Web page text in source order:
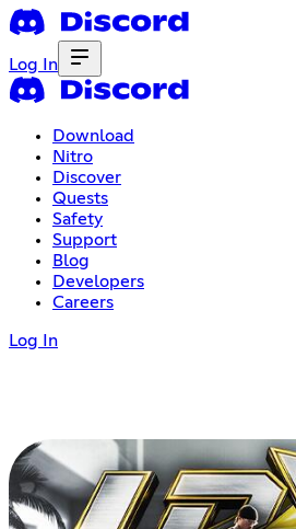
Log In
Download
Nitro
Discover
Quests
Safety
Support
Blog
Developers
Careers
Log In